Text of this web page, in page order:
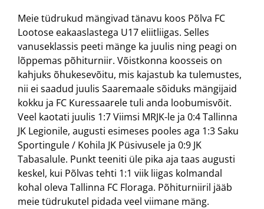
Meie tüdrukud mängivad tänavu koos Põlva FC
Lootose eakaaslastega U17 eliitliigas. Selles
vanuseklassis peeti mänge ka juulis ning peagi on
lõppemas põhiturniir. Võistkonna koosseis on
kahjuks õhukesevõitu, mis kajastub ka tulemustes,
nii ei saadud juulis Saaremaale sõiduks mängijaid
kokku ja FC Kuressaarele tuli anda loobumisvõit.
Veel kaotati juulis 1:7 Viimsi MRJK-le ja 0:4 Tallinna
JK Legionile, augusti esimeses pooles aga 1:3 Saku
Sportingule / Kohila JK Püsivusele ja 0:9 JK
Tabasalule. Punkt teeniti üle pika aja taas augusti
keskel, kui Põlvas tehti 1:1 viik liigas kolmandal
kohal oleva Tallinna FC Floraga. Põhiturniiril jääb
meie tüdrukutel pidada veel viimane mäng.